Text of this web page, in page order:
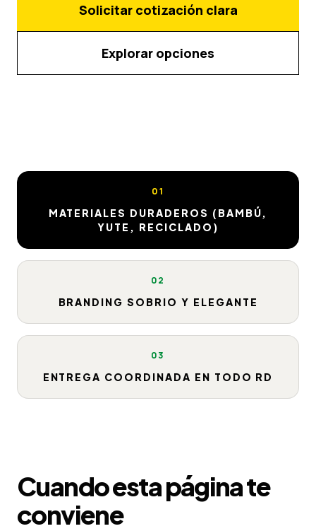
Solicitar cotización clara
Explorar opciones
01
MATERIALES DURADEROS (BAMBÚ,
YUTE, RECICLADO)
02
BRANDING SOBRIO Y ELEGANTE
03
ENTREGA COORDINADA EN TODO RD
Cuando esta página te
conviene